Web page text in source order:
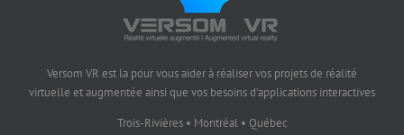
Versom VR est la pour vous aider à réaliser vos projets de réalité
virtuelle et augmentée ainsi que vos besoins d'applications interactives
Trois-Rivières • Montréal • Québec